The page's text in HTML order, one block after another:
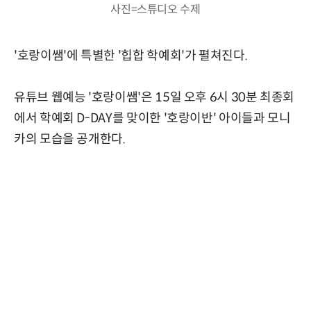
사진=스튜디오 수제
'호랑이쌤'에 특별한 '힙합 학예회'가 펼쳐진다.
유튜브 웹예능 '호랑이쌤'은 15일 오후 6시 30분 최종회
에서 학예회 D-DAY를 맞이한 '호랑이반' 아이들과 모니
카의 모습을 공개한다.